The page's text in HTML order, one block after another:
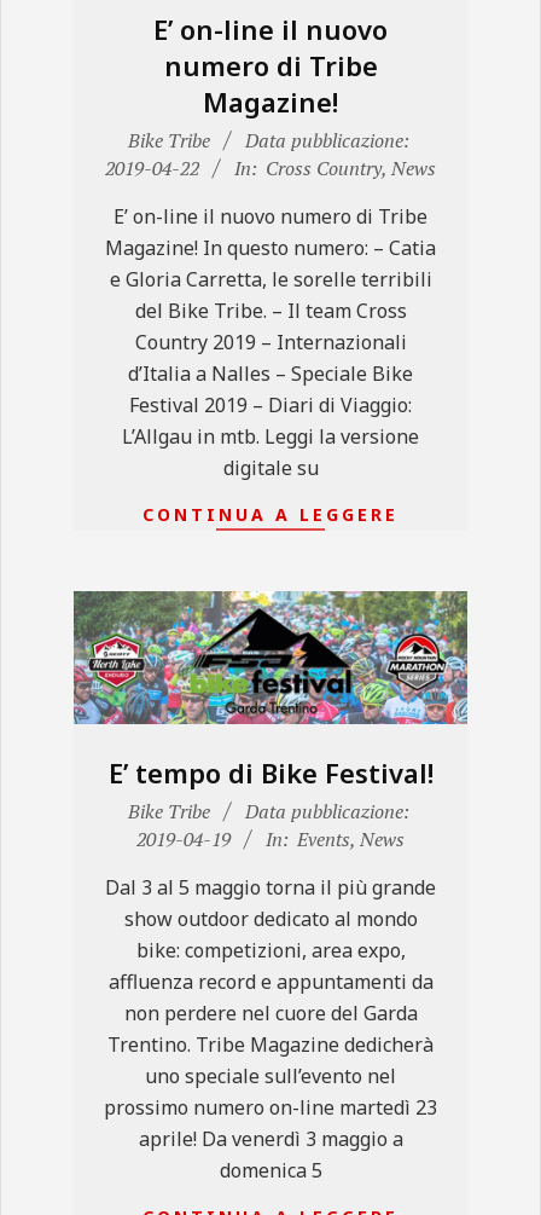
E’ on-line il nuovo
numero di Tribe
Magazine!
2019-
04-
Bike Tribe
Data pubblicazione:
2019-04-22
In: Cross Country, News
E’ on-line il nuovo numero di Tribe
Magazine! In questo numero: – Catia
e Gloria Carretta, le sorelle terribili
del Bike Tribe. – Il team Cross
Country 2019 – Internazionali
d’Italia a Nalles – Speciale Bike
Festival 2019 – Diari di Viaggio:
L’Allgau in mtb. Leggi la versione
digitale su
CONTINUA A LEGGERE
E’ tempo di Bike Festival!
2019-
Bike Tribe
Data pubblicazione:
2019-04-19
In: Events, News
Dal 3 al 5 maggio torna il più grande
show outdoor dedicato al mondo
bike: competizioni, area expo,
affluenza record e appuntamenti da
non perdere nel cuore del Garda
Trentino. Tribe Magazine dedicherà
uno speciale sull’evento nel
prossimo numero on-line martedì 23
aprile! Da venerdì 3 maggio a
domenica 5